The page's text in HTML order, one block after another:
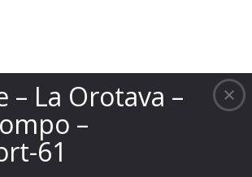
– La Orotava –
–
61